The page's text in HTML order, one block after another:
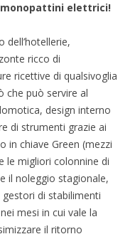
elettrici!
dell’hotellerie,
ricco di
ricettive di qualsivoglia
che può servire al
design interno
di strumenti grazie ai
in chiave Green (mezzi
le migliori colonnine di
il noleggio stagionale,
di stabilimenti
mesi in cui vale la
il ritorno